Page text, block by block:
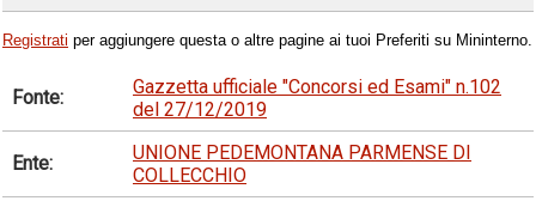
Registrati per aggiungere questa o altre pagine ai tuoi Preferiti su Mininterno.
Fonte:
Gazzetta ufficiale "Concorsi ed Esami" n.102
del 27/12/2019
Ente:
UNIONE PEDEMONTANA PARMENSE DI
COLLECCHIO